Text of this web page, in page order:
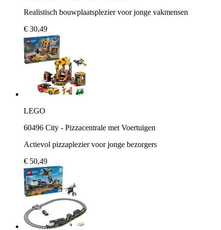
Realistisch bouwplaatsplezier voor jonge vakmensen
€ 30,49
LEGO
60496 City - Pizzacentrale met Voertuigen
Actievol pizzaplezier voor jonge bezorgers
€ 50,49